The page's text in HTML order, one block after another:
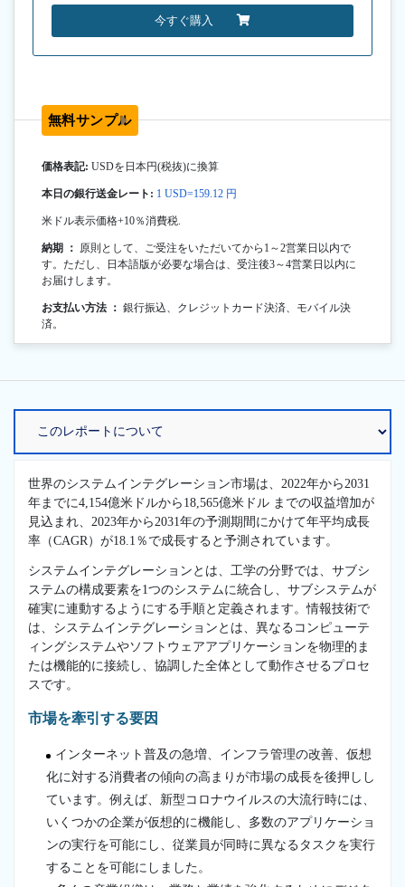
今すぐ購入
無料サンプル
価格表記: USDを日本円(税抜)に換算
本日の銀行送金レート: 1 USD=159.12 円
米ドル表示価格+10％消費税.
納期 ： 原則として、ご受注をいただいてから1～2営業日以内で
す。ただし、日本語版が必要な場合は、受注後3～4営業日以内に
お届けします。
お支払い方法 ： 銀行振込、クレジットカード決済、モバイル決
済。
世界のシステムインテグレーション市場は、2022年から2031
年までに4,154億米ドルから18,565億米ドル までの収益増加が
見込まれ、2023年から2031年の予測期間にかけて年平均成長
率（CAGR）が18.1％で成長すると予測されています。
システムインテグレーションとは、工学の分野では、サブシ
ステムの構成要素を1つのシステムに統合し、サブシステムが
確実に連動するようにする手順と定義されます。情報技術で
は、システムインテグレーションとは、異なるコンピューテ
ィングシステムやソフトウェアアプリケーションを物理的ま
たは機能的に接続し、協調した全体として動作させるプロセ
スです。
市場を牽引する要因
インターネット普及の急増、インフラ管理の改善、仮想
化に対する消費者の傾向の高まりが市場の成長を後押しし
ています。例えば、新型コロナウイルスの大流行時には、
いくつかの企業が仮想的に機能し、多数のアプリケーショ
ンの実行を可能にし、従業員が同時に異なるタスクを実行
することを可能にしました。